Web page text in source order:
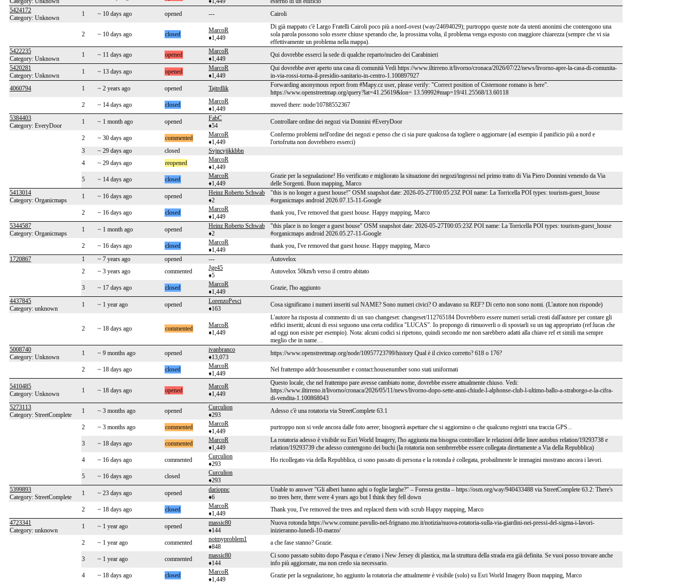
5424172
Category: Unknown
1 ~ 10 days ago opened --- Cairoli
2 ~ 10 days ago closed
MarcoR
♦1,449
Di già mappato c'è Largo Fratelli Cairoli poco più a nord-ovest (way/24694029); purtroppo queste note da utenti anonimi che contengono una
sola parola possono solo essere chiuse sperando che, la prossima volta, il problema venga esposto con maggiore chiarezza (sempre che vi sia
effettivamente un problema nella mappa).
5422235
Category: Unknown
1 ~ 11 days ago opened
MarcoR
♦1,449
Qui dovrebbe esserci la sede di qualche reparto/nucleo dei Carabinieri
5420281
Category: Unknown
1 ~ 13 days ago opened
MarcoR
♦1,449
Qui dovrebbe aver aperto una casa di comunità Vedi https://www.iltirreno.it/livorno/cronaca/2026/07/22/news/livorno-apre-la-casa-di-comunita-
in-via-rossi-torna-il-presidio-sanitario-in-centro-1.100897927
4060794
1 ~ 2 years ago opened Tajtrdlik
Forwarding anonymous report from #Mapy.cz user, please verify: "Correct position of Cisternone romano is here".
https://www.openstreetmap.org/query?lat=41.25619&lon= 13.59992#map=19/41.25568/13.60118
2
~ 14 days ago closed
MarcoR
♦1,449
moved there: node/10788552367
5384403
Category: EveryDoor
1 ~ 1 month ago opened
FabC
♦54
Controllare ordine dei negozi via Donnini #EveryDoor
2 ~ 30 days ago commented
MarcoR
♦1,449
Confermo problemi nell'ordine dei negozi e penso che ci sia pure qualcosa da togliere o aggiornare (ad esempio il panificio più a nord e
l'ortofrutta non dovrebbero esserci)
3
~ 29 days ago closed
Svjncvjjkkbbn
4
~ 29 days ago reopened
MarcoR
♦1,449
5
~ 14 days ago closed
MarcoR
♦1,449
Grazie per la segnalazione! Ho verificato e migliorato la situazione dei negozi/ingressi nel primo tratto di Via Piero Donnini venendo da Via
delle Sorgenti. Buon mapping, Marco
5413014
Category: Organicmaps
1 ~ 16 days ago opened
Heinz Roberto Schwab
♦2
"this is no longer a guest house!" OSM snapshot date: 2026-05-27T00:05:23Z POI name: La Torricella POI types: tourism-guest_house
#organicmaps android 2026.07.15-11-Google
2
~ 16 days ago closed
MarcoR
♦1,449
thank you, I've removed that guest house. Happy mapping, Marco
5344587
Category: Organicmaps
1 ~ 1 month ago opened
Heinz Roberto Schwab
♦2
"this place is no longer a guest house" OSM snapshot date: 2026-05-27T00:05:23Z POI name: La Torricella POI types: tourism-guest_house
#organicmaps android 2026.05.27-11-Google
2
~ 16 days ago closed
MarcoR
♦1,449
thank you, I've removed that guest house. Happy mapping, Marco
1720867
1 ~ 7 years ago opened ---
Autovelox
2
~ 3 years ago commented
Jge45
♦5
Autovelox 50km/h verso il centro abitato
3 ~ 17 days ago closed
MarcoR
♦1,449
Grazie, l'ho aggiunto
4437845
Category: unknown
1 ~ 1 year ago opened
LorenzoPesci
♦163
Cosa significano i numeri inseriti sul NAME? Sono numeri civici? O andavano su REF? Di certo non sono nomi. (L'autore non risponde)
2 ~ 18 days ago commented
MarcoR
♦1,449
L'autore ha risposta al commento di un suo changeset: changeset/112765184 Dovrebbero essere numeri seriali creati dall'autore per contare gli
edifici inseriti; alcuni di essi seguono una certa codifica "LUCAS". Io propongo di rimuoverli o di spostarli su un tag appropriato (ref:lucas che
ad oggi non esiste per esempio). Nota: alcuni codici si ripetono, quindi secondo me non sarebbero adatti alla chiave ref et simili ma sempre
meglio che in name…
5008740
Category: Unknown
1 ~ 9 months ago opened
ivanbranco
♦13,073
https://www.openstreetmap.org/node/10957723799/history Qual è il civico corretto? 618 o 176?
2 ~ 18 days ago closed
MarcoR
♦1,449
Nel frattempo addr:housenumber e contact:housenumber sono stati uniformati
5410485
Category: Unknown
1 ~ 18 days ago opened
MarcoR
♦1,449
Questo locale, che nel frattempo pare avesse cambiato nome, dovrebbe essere attualmente chiuso. Vedi:
https://www.iltirreno.it/livorno/cronaca/2026/05/11/news/livorno-dopo-sette-anni-chiude-l-alphonse-club-l-ultimo-ballo-a-straborgo-e-la-cifra-
di-vendita-1.100868043
5273113
Category: StreetComplete
1 ~ 3 months ago opened
Curculion
♦293
Adesso c'è una rotatoria via StreetComplete 63.1
2 ~ 3 months ago commented
MarcoR
♦1,449
purtroppo non si vede ancora dalle foto aeree; bisognerà aspettare che si aggiornino o che qualcuno registri una traccia GPS...
3 ~ 18 days ago commented
MarcoR
♦1,449
La rotatoria adesso è visibile su Esri World Imagery, l'ho aggiunta ma bisogna controllare le relazioni delle linee autobus relation/19293738 e
relation/19293739 che adesso contengono dei buchi (la rotatoria non sembrerebbe essere collegata direttamente a Via della Repubblica)
4
~ 16 days ago commented
Curculion
♦293
Ho ricollegato via della Repubblica, ci sono passato di persona e la rotonda è collegata, probailmente le immagini mostrano ancora i lavori.
5 ~ 16 days ago closed
Curculion
♦293
5399893
Category: StreetComplete
1 ~ 23 days ago opened
dariopnc
♦6
Unable to answer "Gli alberi hanno aghi o foglie larghe?" – Foresta gestita – https://osm.org/way/940433488 via StreetComplete 63.2: There's
no trees here, there were 4 years ago but I think they fell down
2
~ 18 days ago closed
MarcoR
♦1,449
Thank you, I've removed the trees and replaced them with scrub Happy mapping, Marco
4723341
Category: unknown
1 ~ 1 year ago opened
massic80
♦144
Nuova rotonda https://www.comune.pavullo-nel-frignano.mo.it/notizia/nuova-rotatoria-sulla-via-giardini-nei-pressi-del-sigma-i-lavori-
inizieranno-lunedi-10-marzo/
2
~ 1 year ago commented
notmyproblem1
♦848
a che fase stanno? Grazie.
3 ~ 1 year ago commented
massic80
♦144
Ci sono passato subito dopo Pasqua e c'erano i New Jersey di plastica, ma la struttura della strada era già definita. Se vuoi posso trovare anche
info più aggiornate, ma non credo sia necessario.
4
~ 18 days ago closed
MarcoR
♦1,449
Grazie per la segnalazione, ho aggiunto la rotatoria che attualmente è visibile (solo) su Esri World Imagery Buon mapping, Marco